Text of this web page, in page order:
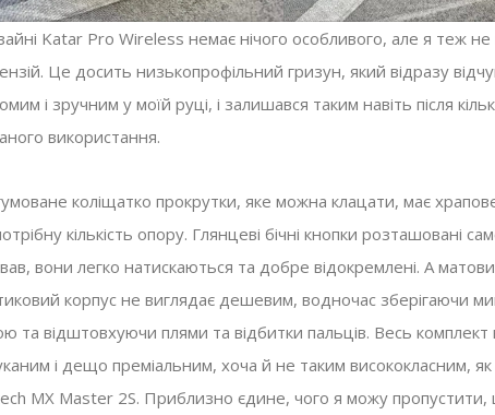
Katar Pro Wireless немає нічого особливого, але я теж
Це досить низькопрофільний гризун, який відразу
і зручним у моїй руці, і залишався таким навіть після
використання.
коліщатко прокрутки, яке можна клацати, має
кількість опору. Глянцеві бічні кнопки розташовані
вони легко натискаються та добре відокремлені. А
корпус не виглядає дешевим, водночас зберігаючи
та відштовхуючи плями та відбитки пальців. Весь комплект
і дещо преміальним, хоча й не таким висококласним, як
MX Master 2S. Приблизно єдине, чого я можу пропустити,